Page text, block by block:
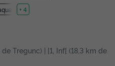
+ 4
de Tregunc) | [1, Inf[ (18,3 km de